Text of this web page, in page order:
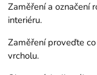
Zaměření a označení
interiéru.
Zaměření proveďte
vrcholu.